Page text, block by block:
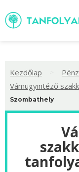
Kezdőlap
Vámügyintéző
Szombathely